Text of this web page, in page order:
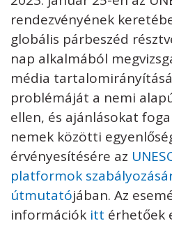
rendezvényének
globális párbeszéd
nap alkalmából
média
problémáját a nemi
ellen, és ajánlásokat
nemek közötti
érvényesítésére az
platformok
útmutatójában. Az
információk itt érhetőek